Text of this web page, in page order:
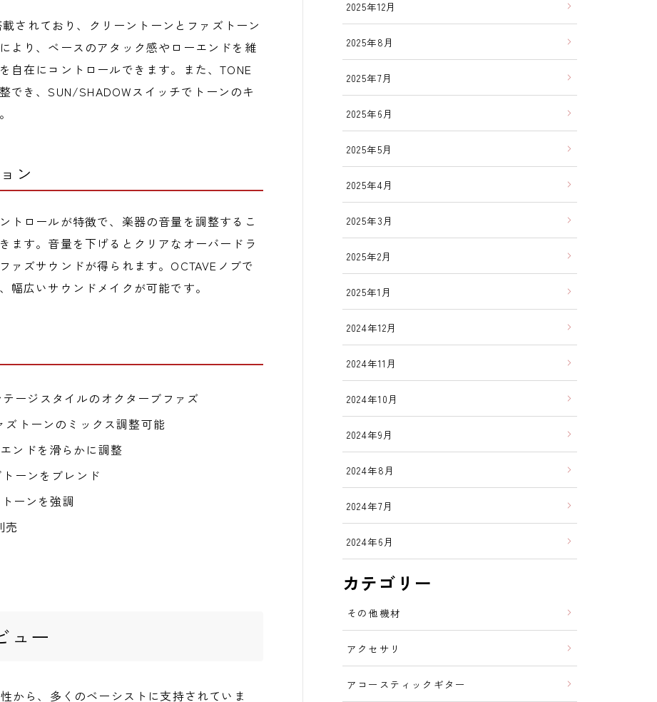
されており、クリーントーンとファズトーン
より、ベースのアタック感やローエンドを維
自在にコントロールできます。また、TONE
でき、SUN/SHADOWスイッチでトーンのキ
ン
トロールが特徴で、楽器の音量を調整するこ
ます。音量を下げるとクリアなオーバードラ
ァズサウンドが得られます。OCTAVEノブで
幅広いサウンドメイクが可能です。
ージスタイルのオクターブファズ
トーンのミックス調整可能
ンドを滑らかに調整
ーンをブレンド
ーンを強調
売
ュー
から、多くのベーシストに支持されていま
2025年12月
2025年8月
2025年7月
2025年6月
2025年5月
2025年4月
2025年3月
2025年2月
2025年1月
2024年12月
2024年11月
2024年10月
2024年9月
2024年8月
2024年7月
2024年6月
カテゴリー
その他機材
アクセサリ
アコースティックギター